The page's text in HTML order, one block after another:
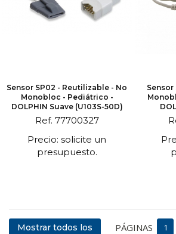
Sensor SP02 - Reutilizable - No
Monobloc - Pediátrico -
DOLPHIN Suave (U103S-50D)
Ref. 77700327
Precio: solicite un
presupuesto.
Mostrar todos los PÁGINAS 1